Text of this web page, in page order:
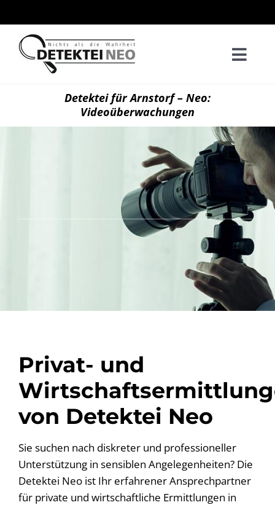
Inhalt
springen
Detektei für Arnstorf – Neo:
Videoüberwachungen
Privat- und
von Detektei Neo
Sie suchen nach diskreter und professioneller
Unterstützung in sensiblen Angelegenheiten? Die
Detektei Neo ist Ihr erfahrener Ansprechpartner
für private und wirtschaftliche Ermittlungen in